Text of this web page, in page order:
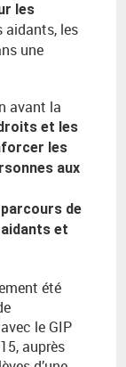
les
aidants, les
une
avant la
et les
les
aux
de
et
été
le GIP
auprès